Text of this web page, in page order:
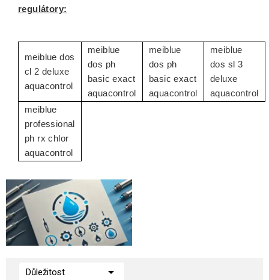
regulátory:
meiblue dos
cl 2 deluxe
aquacontrol
meiblue
dos ph
basic exact
aquacontrol
meiblue
dos ph
basic exact
aquacontrol
meiblue
dos sl 3
deluxe
aquacontrol
meiblue
professional
ph rx chlor
aquacontrol
Důležitost 